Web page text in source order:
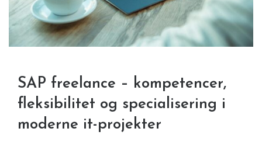
SAP freelance – kompetencer,
fleksibilitet og specialisering i
moderne it-projekter